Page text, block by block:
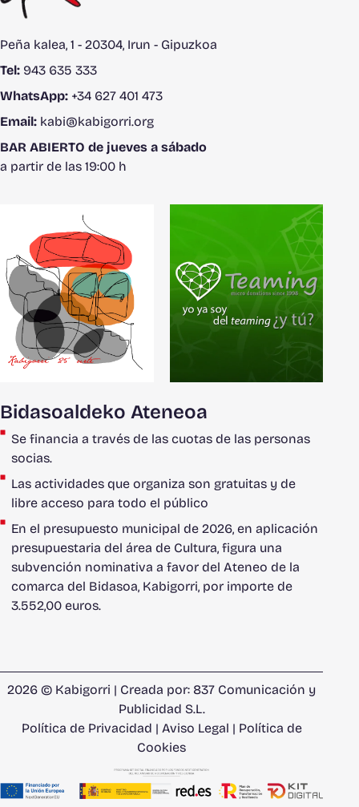
Peña kalea, 1 - 20304, Irun - Gipuzkoa
Tel: 943 635 333
WhatsApp: +34 627 401 473
Email: kabi@kabigorri.org
BAR ABIERTO de jueves a sábado
a partir de las 19:00 h
Bidasoaldeko Ateneoa
Se financia a través de las cuotas de las personas
socias.
Las actividades que organiza son gratuitas y de
libre acceso para todo el público
En el presupuesto municipal de 2026, en aplicación
presupuestaria del área de Cultura, figura una
subvención nominativa a favor del Ateneo de la
comarca del Bidasoa, Kabigorri, por importe de
3.552,00 euros.
2026 © Kabigorri | Creada por: 837 Comunicación y
Publicidad S.L.
Política de Privacidad | Aviso Legal | Política de
Cookies